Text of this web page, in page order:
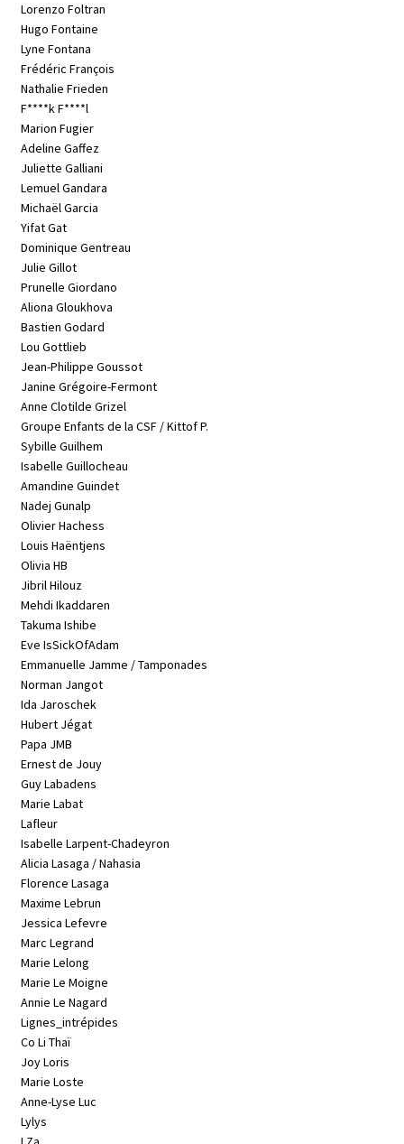
Lorenzo Foltran
Hugo Fontaine
Lyne Fontana
Frédéric François
Nathalie Frieden
F****k F****l
Marion Fugier
Adeline Gaffez
Juliette Galliani
Lemuel Gandara
Michaël Garcia
Yifat Gat
Dominique Gentreau
Julie Gillot
Prunelle Giordano
Aliona Gloukhova
Bastien Godard
Lou Gottlieb
Jean-Philippe Goussot
Janine Grégoire-Fermont
Anne Clotilde Grizel
Groupe Enfants de la CSF / Kittof P.
Sybille Guilhem
Isabelle Guillocheau
Amandine Guindet
Nadej Gunalp
Olivier Hachess
Louis Haëntjens
Olivia HB
Jibril Hilouz
Mehdi Ikaddaren
Takuma Ishibe
Eve IsSickOfAdam
Emmanuelle Jamme / Tamponades
Norman Jangot
Ida Jaroschek
Hubert Jégat
Papa JMB
Ernest de Jouy
Guy Labadens
Marie Labat
Lafleur
Isabelle Larpent-Chadeyron
Alicia Lasaga / Nahasia
Florence Lasaga
Maxime Lebrun
Jessica Lefevre
Marc Legrand
Marie Lelong
Marie Le Moigne
Annie Le Nagard
Lignes_intrépides
Co Li Thaï
Joy Loris
Marie Loste
Anne-Lyse Luc
Lylys